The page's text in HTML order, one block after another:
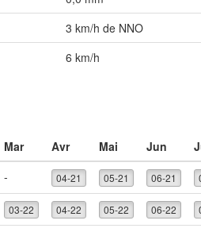
3 km/h de NNO
6 km/h
Mar Avr Mai Jun
- 04-21 05-21 06-21
03-22 04-22 05-22 06-22